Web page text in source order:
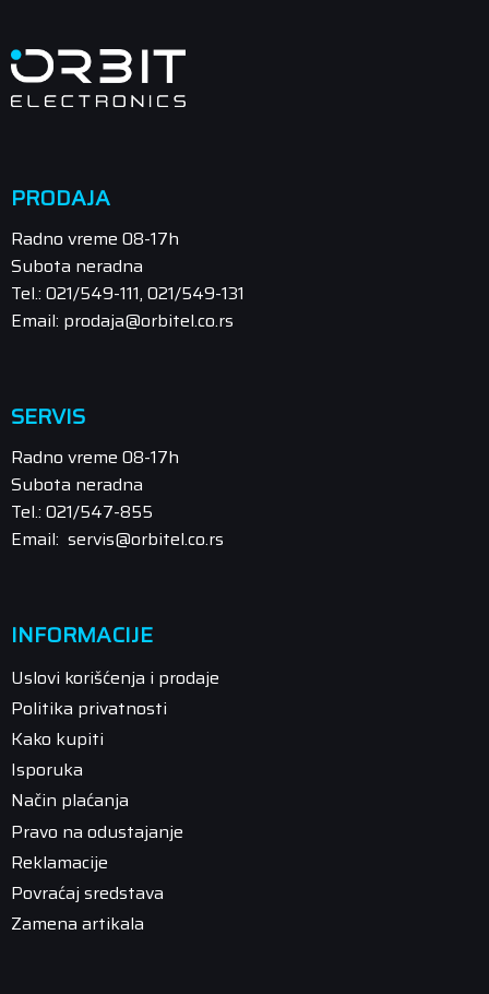
PRODAJA
Radno vreme 08-17h
Subota neradna
Tel.: 021/549-111, 021/549-131
Email: prodaja@orbitel.co.rs
SERVIS
Radno vreme 08-17h
Subota neradna
Tel.: 021/547-855
Email: servis@orbitel.co.rs
INFORMACIJE
Uslovi korišćenja i prodaje
Politika privatnosti
Kako kupiti
Isporuka
Način plaćanja
Pravo na odustajanje
Reklamacije
Povraćaj sredstava
Zamena artikala